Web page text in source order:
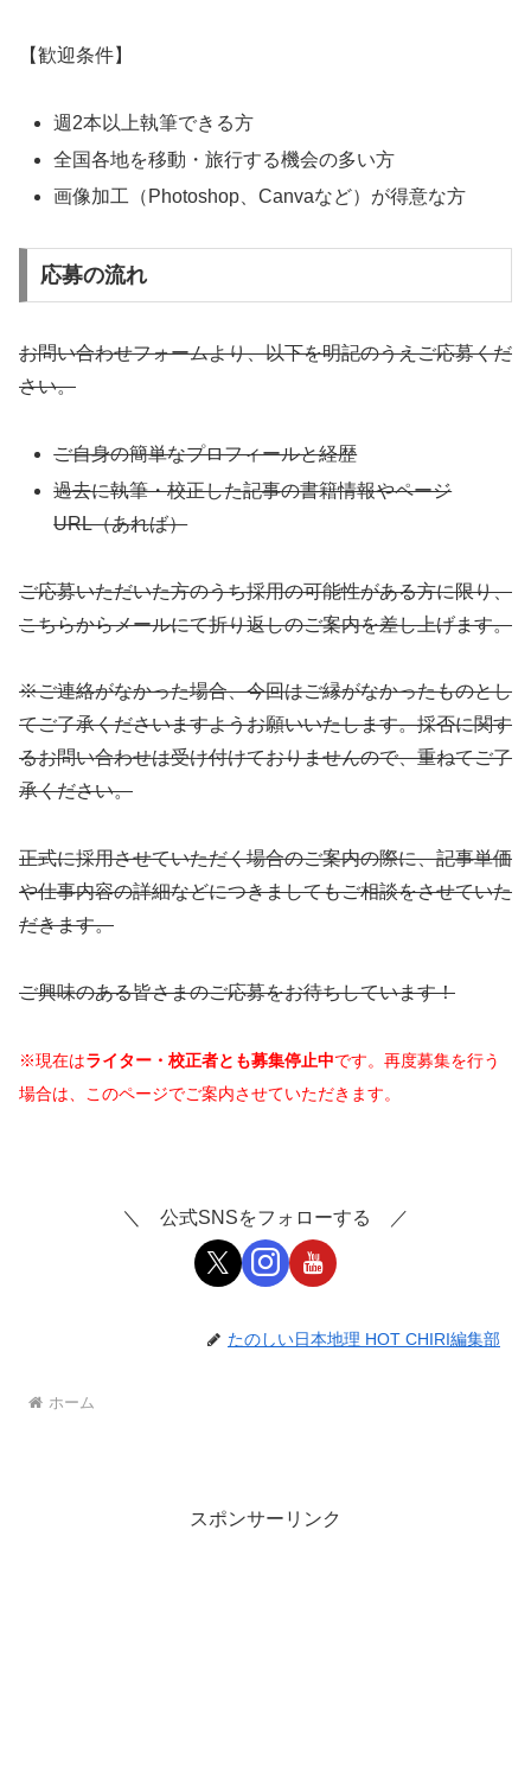
【歓迎条件】
週2本以上執筆できる方
全国各地を移動・旅行する機会の多い方
画像加工（Photoshop、Canvaなど）が得意な方
応募の流れ
お問い合わせフォームより、以下を明記のうえご応募くだ
さい。
ご自身の簡単なプロフィールと経歴
過去に執筆・校正した記事の書籍情報やページ
URL（あれば）
ご応募いただいた方のうち採用の可能性がある方に限り、
こちらからメールにて折り返しのご案内を差し上げます。
※ご連絡がなかった場合、今回はご縁がなかったものとし
てご了承くださいますようお願いいたします。採否に関す
るお問い合わせは受け付けておりませんので、重ねてご了
承ください。
正式に採用させていただく場合のご案内の際に、記事単価
や仕事内容の詳細などにつきましてもご相談をさせていた
だきます。
ご興味のある皆さまのご応募をお待ちしています！
※現在はライター・校正者とも募集停止中です。再度募集を行う
場合は、このページでご案内させていただきます。
＼ 公式SNSをフォローする ／
たのしい日本地理 HOT CHIRI編集部
ホーム
スポンサーリンク